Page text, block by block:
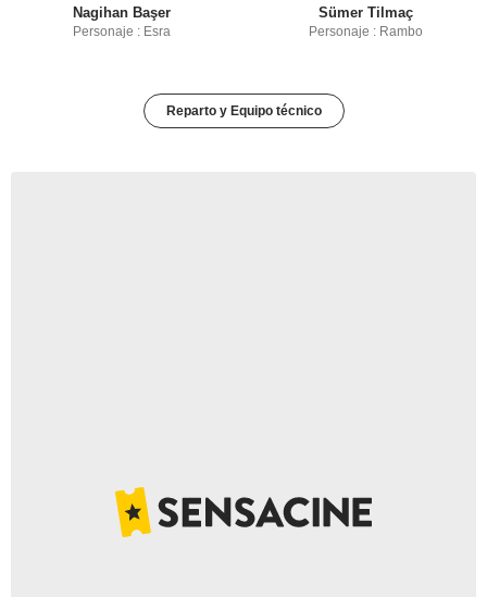
Nagihan Başer
Personaje : Esra
Sümer Tilmaç
Personaje : Rambo
Reparto y Equipo técnico